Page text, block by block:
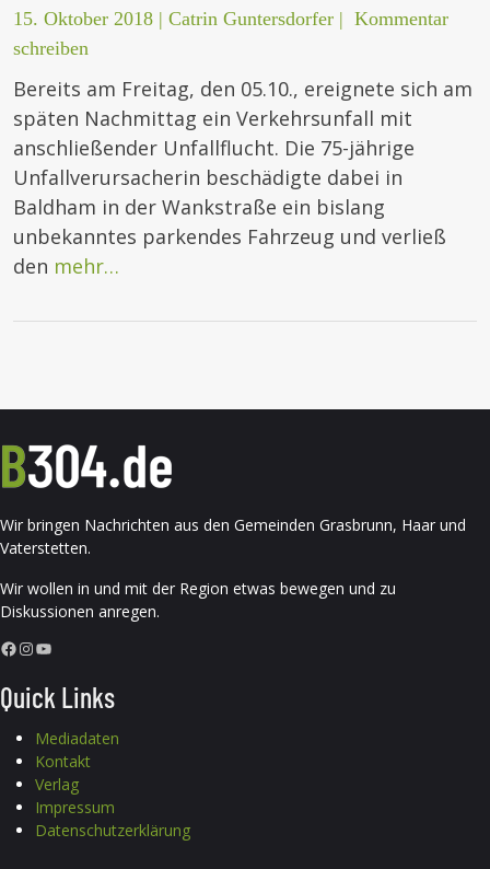
15. Oktober 2018 | Catrin Guntersdorfer | Kommentar
schreiben
Bereits am Freitag, den 05.10., ereignete sich am
späten Nachmittag ein Verkehrsunfall mit
anschließender Unfallflucht. Die 75-jährige
Unfallverursacherin beschädigte dabei in
Baldham in der Wankstraße ein bislang
unbekanntes parkendes Fahrzeug und verließ
den mehr…
Wir bringen Nachrichten aus den Gemeinden Grasbrunn, Haar und
Vaterstetten.
Wir wollen in und mit der Region etwas bewegen und zu
Diskussionen anregen.
Facebook InstagramYouTube
Quick Links
Mediadaten
Kontakt
Verlag
Impressum
Datenschutzerklärung